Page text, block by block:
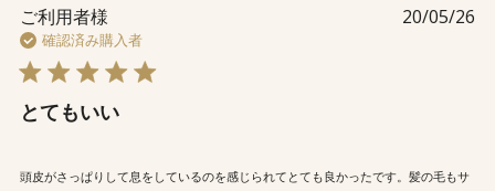
ご利用者様
確認済み購入者
とてもいい
頭皮がさっぱりして息をしているのを感じられてとても良かったです。髪の毛もサ
20/05/26